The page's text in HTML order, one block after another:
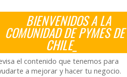
BIENVENIDOS A LA
COMUNIDAD DE PYMES DE
CHILE_
el contenido que tenemos para
a mejorar y hacer tu negocio.